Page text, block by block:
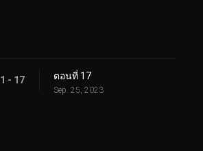
1 - 17 ตอนที่ 17
Sep. 25, 2023